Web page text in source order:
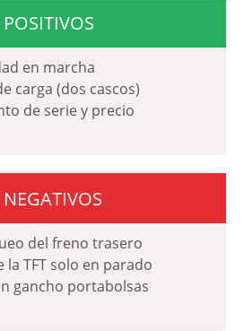
en marcha
carga (dos cascos)
de serie y precio
del freno trasero
la TFT solo en parado
gancho portabolsas